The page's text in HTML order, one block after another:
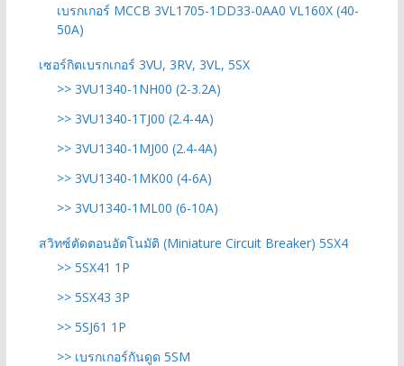
เบรกเกอร์ MCCB 3VL1705-1DD33-0AA0 VL160X (40-
50A)
เซอร์กิตเบรกเกอร์ 3VU, 3RV, 3VL, 5SX
>> 3VU1340-1NH00 (2-3.2A)
>> 3VU1340-1TJ00 (2.4-4A)
>> 3VU1340-1MJ00 (2.4-4A)
>> 3VU1340-1MK00 (4-6A)
>> 3VU1340-1ML00 (6-10A)
สวิทซ์ตัดตอนอัตโนมัติ (Miniature Circuit Breaker) 5SX4
>> 5SX41 1P
>> 5SX43 3P
>> 5SJ61 1P
>> เบรกเกอร์กันดูด 5SM